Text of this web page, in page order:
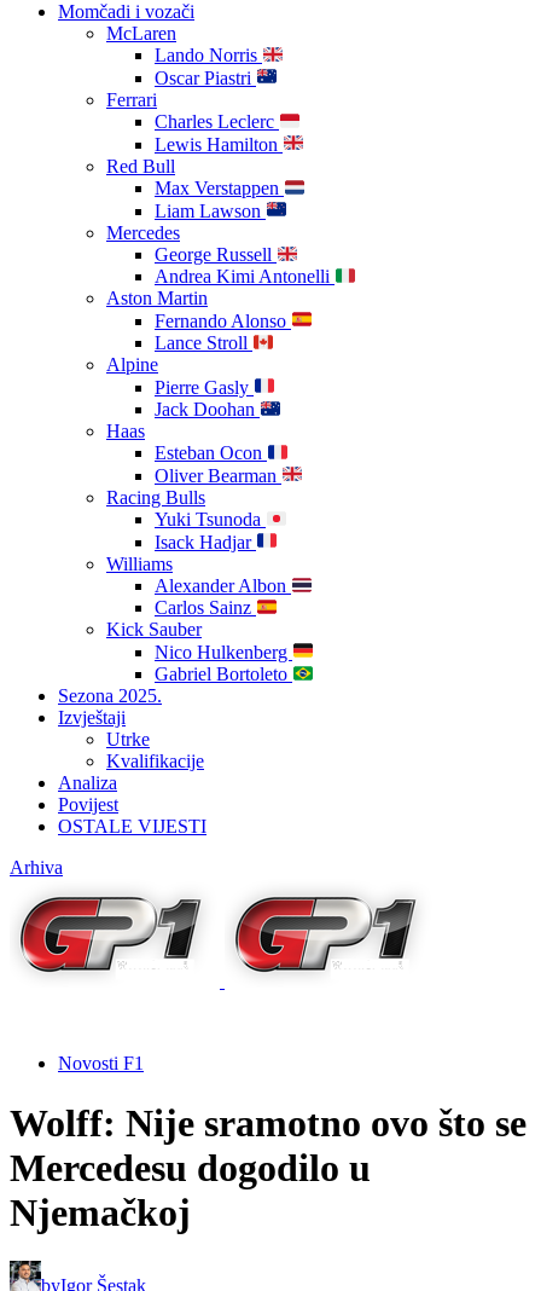
Momčadi i vozači
McLaren
Lando Norris
Oscar Piastri
Ferrari
Charles Leclerc
Lewis Hamilton
Red Bull
Max Verstappen
Liam Lawson
Mercedes
George Russell
Andrea Kimi Antonelli
Aston Martin
Fernando Alonso
Lance Stroll
Alpine
Pierre Gasly
Jack Doohan
Haas
Esteban Ocon
Oliver Bearman
Racing Bulls
Yuki Tsunoda
Isack Hadjar
Williams
Alexander Albon
Carlos Sainz
Kick Sauber
Nico Hulkenberg
Gabriel Bortoleto
Sezona 2025.
Izvještaji
Utrke
Kvalifikacije
Analiza
Povijest
OSTALE VIJESTI
Arhiva
Novosti F1
Wolff: Nije sramotno ovo što se
Mercedesu dogodilo u
Njemačkoj
byIgor Šestak